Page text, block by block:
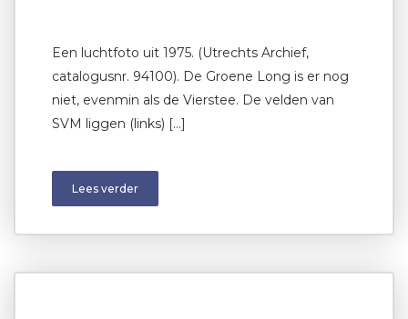
Een luchtfoto uit 1975. (Utrechts Archief,
catalogusnr. 94100). De Groene Long is er nog
niet, evenmin als de Vierstee. De velden van
SVM liggen (links) […]
Lees verder